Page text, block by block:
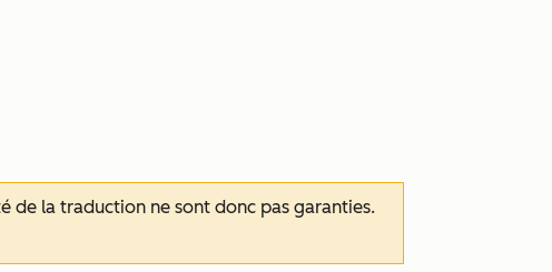
la traduction ne sont donc pas garanties.